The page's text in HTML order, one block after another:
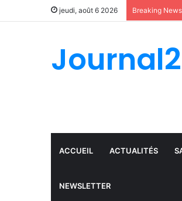
jeudi, août 6 2026 Breaking News
ACCUEIL ACTUALITÉS
NEWSLETTER